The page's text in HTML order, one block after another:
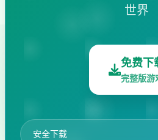
世界
免费下
完整版游
安全下载